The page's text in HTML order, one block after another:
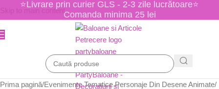
Skip to main content
⭐Livrare prin curier GLS - 2-3 zile lucrătoare⭐
Comanda minima 25 lei
Prima pagină/Evenimente Tematice Personaje Din Desene Animate/